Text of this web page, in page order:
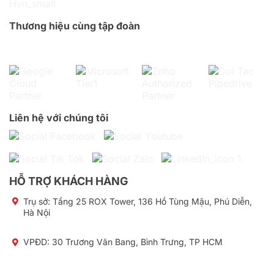
Thương hiệu cùng tập đoàn
Liên hệ với chúng tôi
HỖ TRỢ KHÁCH HÀNG
Trụ sở: Tầng 25 ROX Tower, 136 Hồ Tùng Mậu, Phú Diễn,
Hà Nội
VPĐD: 30 Trương Văn Bang, Bình Trưng, TP HCM